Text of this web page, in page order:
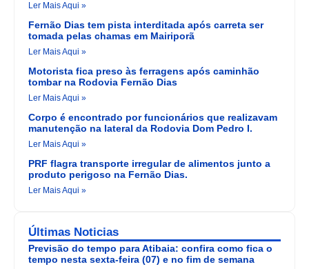
Ler Mais Aqui »
Fernão Dias tem pista interditada após carreta ser
tomada pelas chamas em Mairiporã
Ler Mais Aqui »
Motorista fica preso às ferragens após caminhão
tombar na Rodovia Fernão Dias
Ler Mais Aqui »
Corpo é encontrado por funcionários que realizavam
manutenção na lateral da Rodovia Dom Pedro I.
Ler Mais Aqui »
PRF flagra transporte irregular de alimentos junto a
produto perigoso na Fernão Dias.
Ler Mais Aqui »
Últimas Noticias
Previsão do tempo para Atibaia: confira como fica o
tempo nesta sexta-feira (07) e no fim de semana